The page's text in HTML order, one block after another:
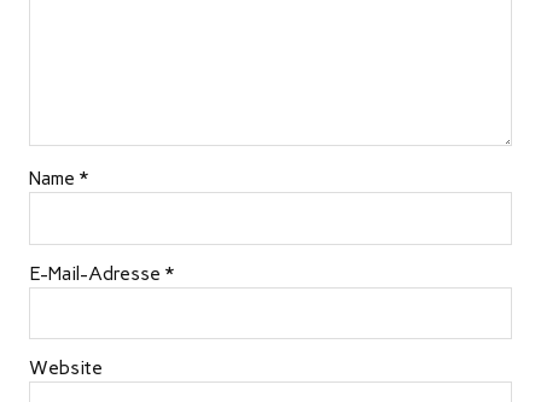
Name *
E-Mail-Adresse *
Website